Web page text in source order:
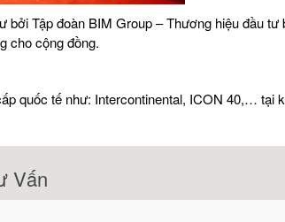
bởi Tập đoàn BIM Group – Thương hiệu đầu tư
cho cộng đồng.
quốc tế như: Intercontinental, ICON 40,… tại
Vấn